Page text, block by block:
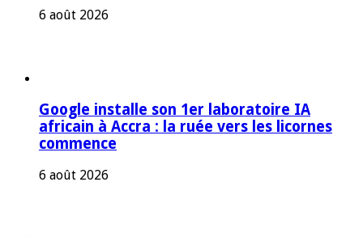
6 août 2026
Google installe son 1er laboratoire IA
africain à Accra : la ruée vers les licornes
commence
6 août 2026